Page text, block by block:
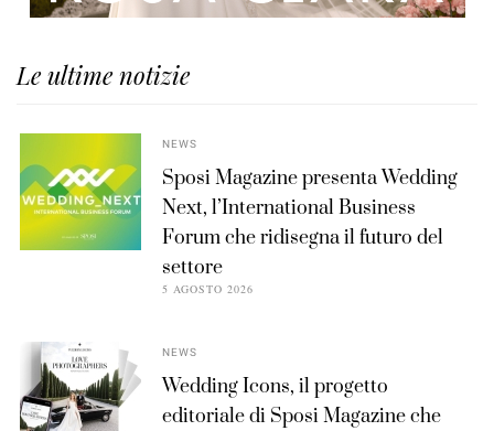
Le ultime notizie
NEWS
Sposi Magazine presenta Wedding
Next, l’International Business
Forum che ridisegna il futuro del
settore
5 AGOSTO 2026
NEWS
Wedding Icons, il progetto
editoriale di Sposi Magazine che